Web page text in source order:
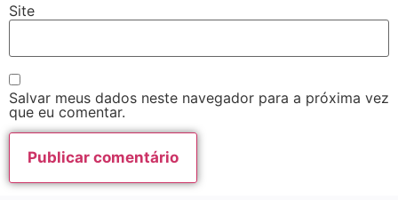
Site
Salvar meus dados neste navegador para a próxima vez
que eu comentar.